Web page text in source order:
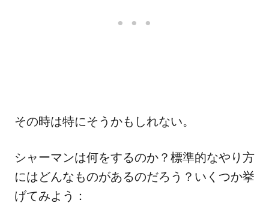
その時は特にそうかもしれない。
シャーマンは何をするのか？標準的なやり方
にはどんなものがあるのだろう？いくつか挙
げてみよう：